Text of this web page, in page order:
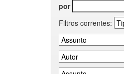
por
Filtros correntes: